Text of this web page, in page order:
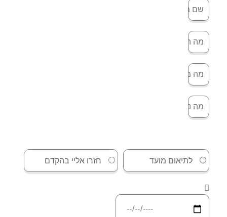
לתיאום מועד חזרו אליי בהקדם